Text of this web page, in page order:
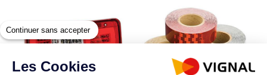
Continuer sans accepter
Les Cookies